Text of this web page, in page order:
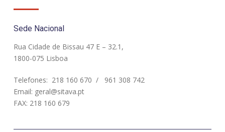
Sede Nacional
Rua Cidade de Bissau 47 E – 32.1,
1800-075 Lisboa
Telefones: 218 160 670 /
961 308 742
Email: geral@sitava.pt
FAX: 218 160 679